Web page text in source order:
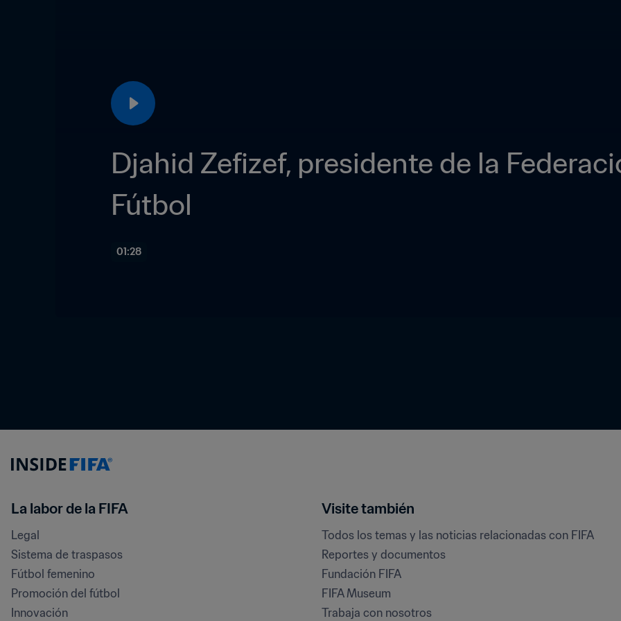
Djahid Zefizef, presidente de la
Fútbol
01:28
La labor de la FIFA
Legal
Sistema de traspasos
Fútbol femenino
Promoción del fútbol
Innovación
Visite también
Todos los temas y las noticias relacionadas con FIFA
Reportes y documentos
Fundación FIFA
FIFA Museum
Trabaja con nosotros